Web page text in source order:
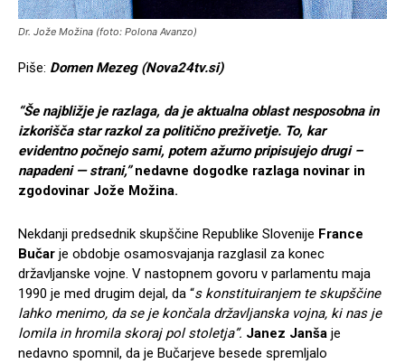
Dr. Jože Možina (foto: Polona Avanzo)
Piše: Domen Mezeg (Nova24tv.si)
“Še najbližje je razlaga, da je aktualna oblast nesposobna in
izkorišča star razkol za politično preživetje. To, kar
evidentno počnejo sami, potem ažurno pripisujejo drugi –
napadeni — strani,”nedavne dogodke razlaga novinar in
zgodovinar Jože Možina.
Nekdanji predsednik skupščine Republike Slovenije France
Bučar je obdobje osamosvajanja razglasil za konec
državljanske vojne. V nastopnem govoru v parlamentu maja
1990 je med drugim dejal, da “s konstituiranjem te skupščine
lahko menimo, da se je končala državljanska vojna, ki nas je
lomila in hromila skoraj pol stoletja”. Janez Janša je
nedavno spomnil, da je Bučarjeve besede spremljalo